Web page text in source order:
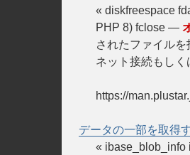
« diskfreespace
PHP 8) fclose —
されたファイル
ネット接続もしく
https://
データの一部を取得
« ibase_blob_info